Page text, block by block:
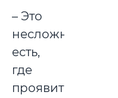
– Это
несложно,
есть,
где
проявить